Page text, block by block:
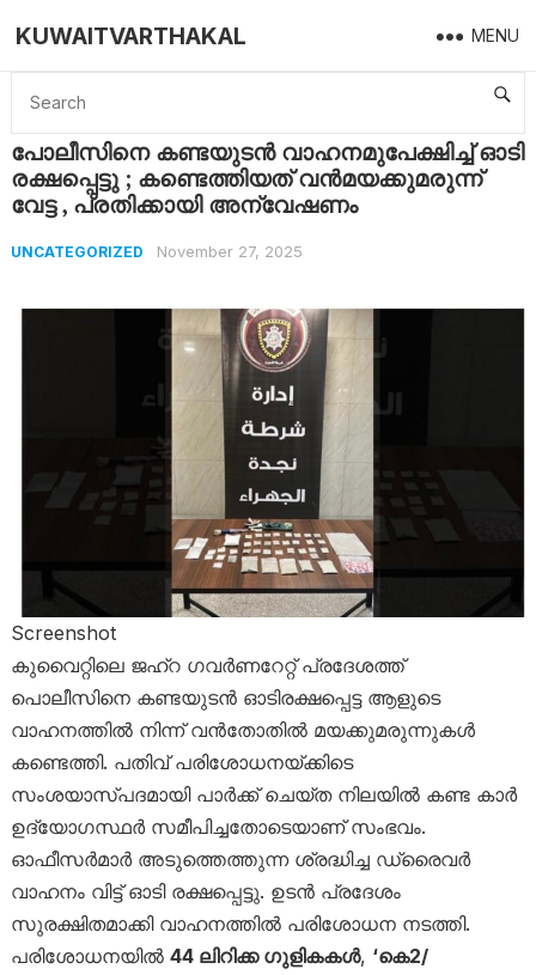
KUWAITVARTHAKAL MENU
Home Uncategorized
പോലീസിനെ കണ്ടയുടൻ വാഹനമുപേക്ഷിച്ച് ഓടി
രക്ഷപ്പെട്ടു ; കണ്ടെത്തിയത് വൻമയക്കുമരുന്ന്
വേട്ട , പ്രതിക്കായി അന്വേഷണം
UNCATEGORIZED November 27, 2025
Screenshot
കുവൈറ്റിലെ ജഹ്റ ഗവര്‍ണറേറ്റ് പ്രദേശത്ത്
പൊലീസിനെ കണ്ടയുടൻ ഓടിരക്ഷപ്പെട്ട ആളുടെ
വാഹനത്തിൽ നിന്ന് വൻതോതിൽ മയക്കുമരുന്നുകൾ
കണ്ടെത്തി. പതിവ് പരിശോധനയ്ക്കിടെ
സംശയാസ്പദമായി പാർക്ക് ചെയ്ത നിലയിൽ കണ്ട കാര്‍
ഉദ്യോഗസ്ഥർ സമീപിച്ചതോടെയാണ് സംഭവം.
ഓഫീസർമാർ അടുത്തെത്തുന്ന ശ്രദ്ധിച്ച ഡ്രൈവർ
വാഹനം വിട്ട് ഓടി രക്ഷപ്പെട്ടു. ഉടൻ പ്രദേശം
സുരക്ഷിതമാക്കി വാഹനത്തിൽ പരിശോധന നടത്തി.
പരിശോധനയിൽ 44 ലിറിക്ക ഗുളികകൾ, ‘കെ2/